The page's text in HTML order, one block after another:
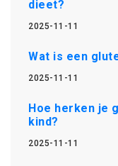
dieet?
2025-11-11
Wat is een
2025-11-11
Hoe herken je
kind?
2025-11-11